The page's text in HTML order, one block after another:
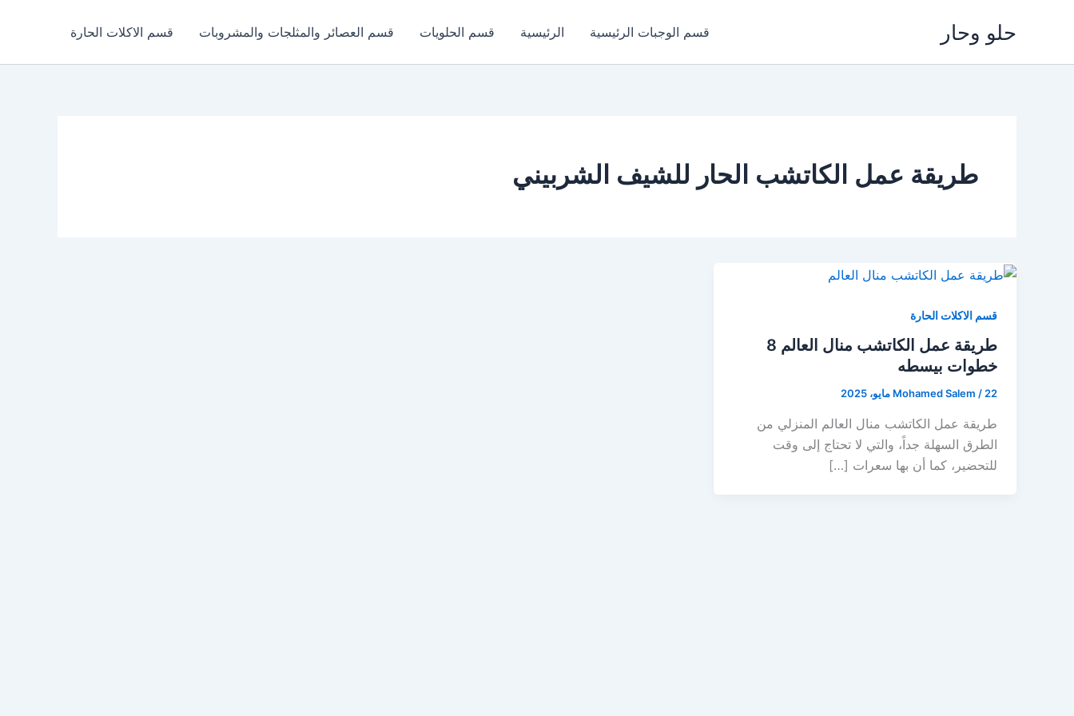
حلو وحار قسم الوجبات الرئيسية الرئيسية قسم الحلويات قسم العصائر والمثلجات والمشروبات قسم الاكلات الحارة
طريقة عمل الكاتشب الحار للشيف الشربيني
قسم الاكلات الحارة
طريقة عمل الكاتشب منال العالم 8
خطوات بيسطه
Mohamed Salem /22 مايو، 2025
طريقة عمل الكاتشب منال العالم المنزلي من
الطرق السهلة جداً، والتي لا تحتاج إلى وقت
للتحضير، كما أن بها سعرات […]